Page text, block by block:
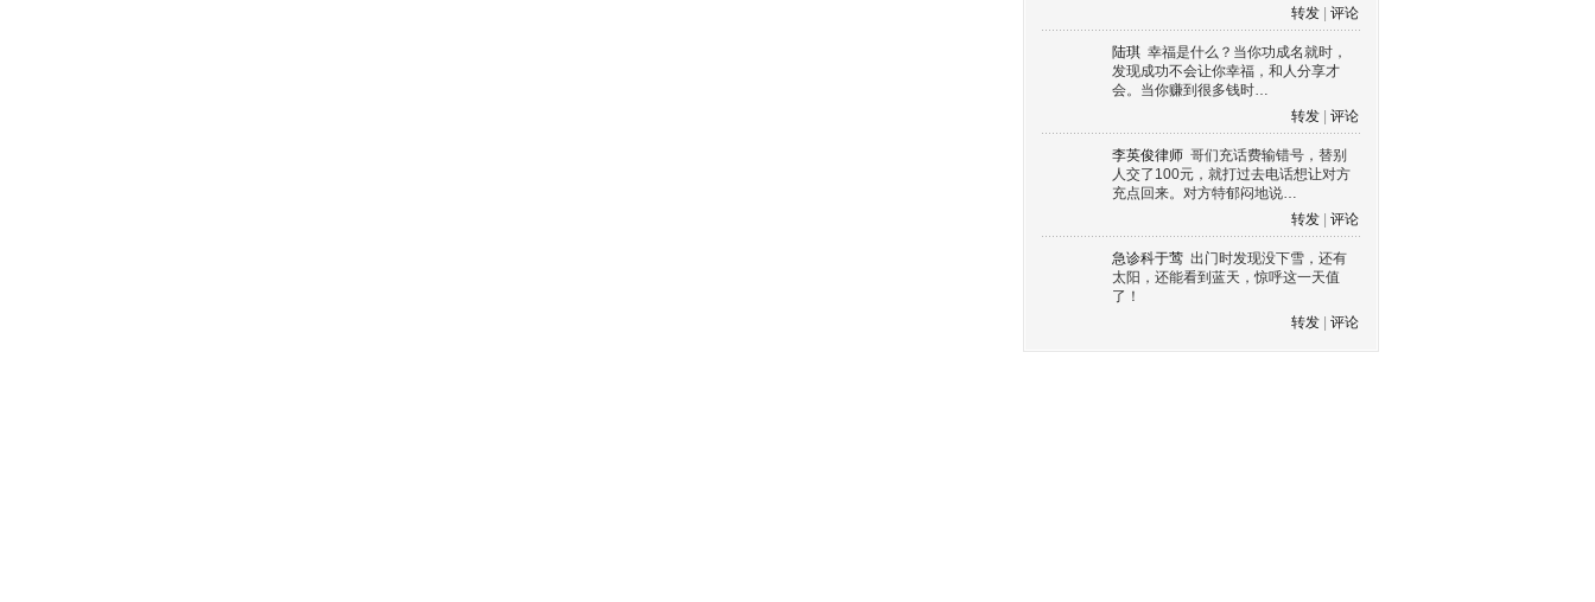
转发
评论
陆琪 幸福是什么？当你功成名就时，
发现成功不会让你幸福，和人分享才
会。当你赚到很多钱时…
转发
评论
李英俊律师 哥们充话费输错号，替别
人交了100元，就打过去电话想让对方
充点回来。对方特郁闷地说…
转发
评论
急诊科于莺 出门时发现没下雪，还有
太阳，还能看到蓝天，惊呼这一天值
了！
转发
评论